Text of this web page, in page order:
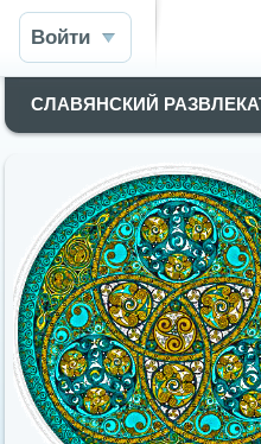
Войти
СЛАВЯНСКИЙ